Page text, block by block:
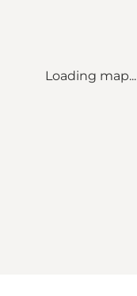
Loading map...